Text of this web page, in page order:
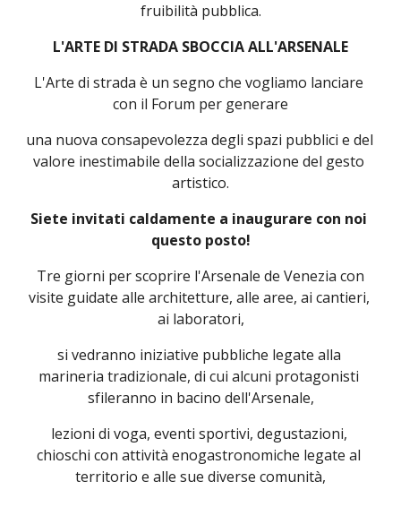
fruibilità pubblica.
L'ARTE DI STRADA SBOCCIA ALL'ARSENALE
L'Arte di strada è un segno che vogliamo lanciare
con il Forum per generare
una nuova consapevolezza degli spazi pubblici e del
valore inestimabile della socializzazione del gesto
artistico.
Siete invitati caldamente a inaugurare con noi
questo posto!
visite guidate alle architetture, alle aree, ai cantieri,
ai laboratori,
si vedranno iniziative pubbliche legate alla
marineria tradizionale, di cui alcuni protagonisti
sfileranno in bacino dell'Arsenale,
lezioni di voga, eventi sportivi, degustazioni,
chioschi con attività enogastronomiche legate al
territorio e alle sue diverse comunità,